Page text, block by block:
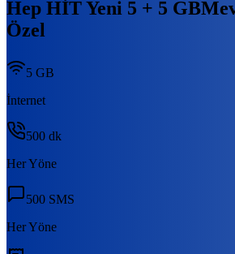
Hep HİT Yeni 5 + 5 GB
Özel
5 GB
İnternet
500 dk
Her Yöne
500 SMS
Her Yöne